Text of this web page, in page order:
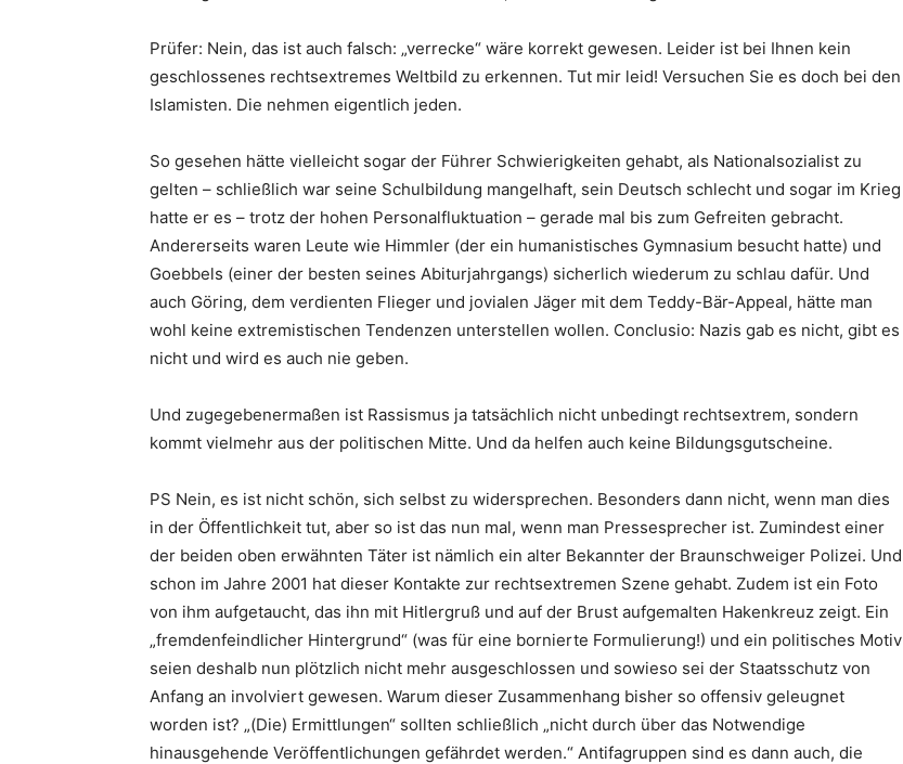
Prüfer: Nein, das ist auch falsch: „verrecke“ wäre korrekt gewesen. Leider ist bei Ihnen kein
geschlossenes rechtsextremes Weltbild zu erkennen. Tut mir leid! Versuchen Sie es doch bei den
Islamisten. Die nehmen eigentlich jeden.
So gesehen hätte vielleicht sogar der Führer Schwierigkeiten gehabt, als Nationalsozialist zu
gelten – schließlich war seine Schulbildung mangelhaft, sein Deutsch schlecht und sogar im Krieg
hatte er es – trotz der hohen Personalfluktuation – gerade mal bis zum Gefreiten gebracht.
Andererseits waren Leute wie Himmler (der ein humanistisches Gymnasium besucht hatte) und
Goebbels (einer der besten seines Abiturjahrgangs) sicherlich wiederum zu schlau dafür. Und
auch Göring, dem verdienten Flieger und jovialen Jäger mit dem Teddy-Bär-Appeal, hätte man
wohl keine extremistischen Tendenzen unterstellen wollen. Conclusio: Nazis gab es nicht, gibt es
nicht und wird es auch nie geben.
Und zugegebenermaßen ist Rassismus ja tatsächlich nicht unbedingt rechtsextrem, sondern
kommt vielmehr aus der politischen Mitte. Und da helfen auch keine Bildungsgutscheine.
PS Nein, es ist nicht schön, sich selbst zu widersprechen. Besonders dann nicht, wenn man dies
in der Öffentlichkeit tut, aber so ist das nun mal, wenn man Pressesprecher ist. Zumindest einer
der beiden oben erwähnten Täter ist nämlich ein alter Bekannter der Braunschweiger Polizei. Und
schon im Jahre 2001 hat dieser Kontakte zur rechtsextremen Szene gehabt. Zudem ist ein Foto
von ihm aufgetaucht, das ihn mit Hitlergruß und auf der Brust aufgemalten Hakenkreuz zeigt. Ein
„fremdenfeindlicher Hintergrund“ (was für eine bornierte Formulierung!) und ein politisches Motiv
seien deshalb nun plötzlich nicht mehr ausgeschlossen und sowieso sei der Staatsschutz von
Anfang an involviert gewesen. Warum dieser Zusammenhang bisher so offensiv geleugnet
worden ist? „(Die) Ermittlungen“ sollten schließlich „nicht durch über das Notwendige
hinausgehende Veröffentlichungen gefährdet werden.“ Antifagruppen sind es dann auch, die